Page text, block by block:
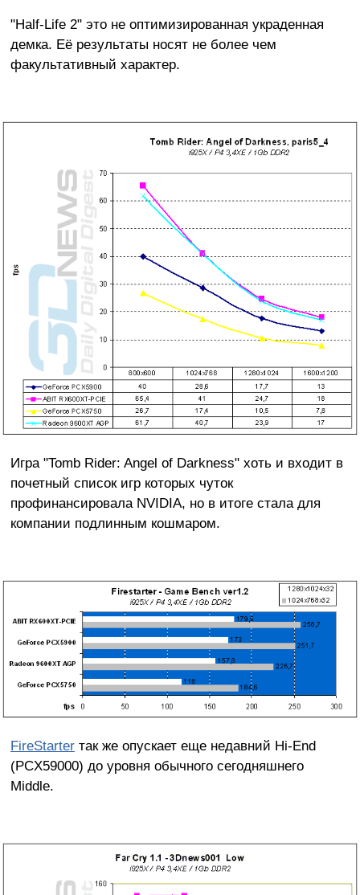
"Half-Life 2" это не оптимизированная украденная
демка. Её результаты носят не более чем
факультативный характер.
Игра "Tomb Rider: Angel of Darkness" хоть и входит в
почетный список игр которых чуток
профинансировала NVIDIA, но в итоге стала для
компании подлинным кошмаром.
FireStarterтак же опускает еще недавний Hi-End
(PCX59000) до уровня обычного сегодняшнего
Middle.